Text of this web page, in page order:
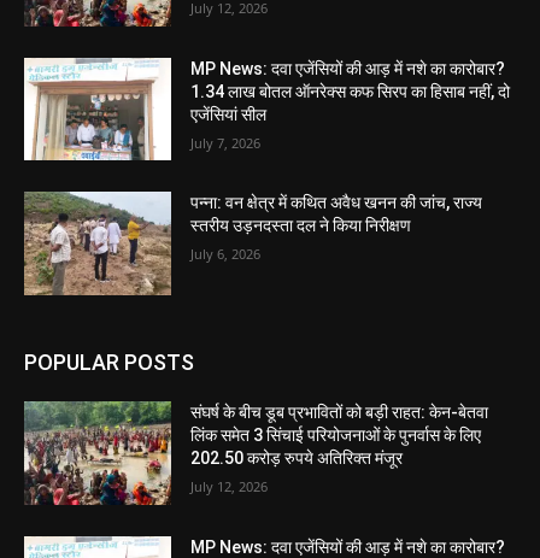
July 12, 2026
MP News: दवा एजेंसियों की आड़ में नशे का कारोबार?
1.34 लाख बोतल ऑनरेक्स कफ सिरप का हिसाब नहीं, दो
एजेंसियां सील
July 7, 2026
पन्ना: वन क्षेत्र में कथित अवैध खनन की जांच, राज्य
स्तरीय उड़नदस्ता दल ने किया निरीक्षण
July 6, 2026
POPULAR POSTS
संघर्ष के बीच डूब प्रभावितों को बड़ी राहत: केन-बेतवा
लिंक समेत 3 सिंचाई परियोजनाओं के पुनर्वास के लिए
202.50 करोड़ रुपये अतिरिक्त मंजूर
July 12, 2026
MP News: दवा एजेंसियों की आड़ में नशे का कारोबार?